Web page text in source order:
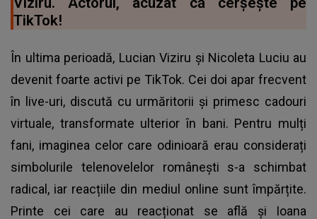
TikTok!
În ultima perioadă, Lucian Viziru și Nicoleta Luciu au
devenit foarte activi pe TikTok. Cei doi apar frecvent
în live-uri, discută cu urmăritorii și primesc cadouri
virtuale, transformate ulterior în bani. Pentru mulți
fani, imaginea celor care odinioară erau considerați
simbolurile telenovelelor românești s-a schimbat
radical, iar reacțiile din mediul online sunt împărțite.
Printe cei care au reacționat se află și Ioana